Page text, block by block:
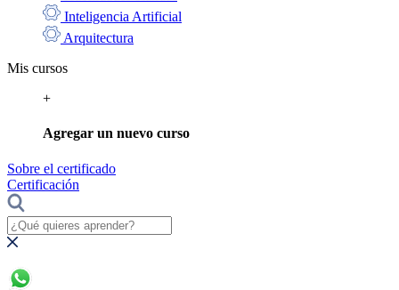
Inteligencia Artificial
Arquitectura
Mis cursos
+
Agregar un nuevo curso
Sobre el certificado
Certificación